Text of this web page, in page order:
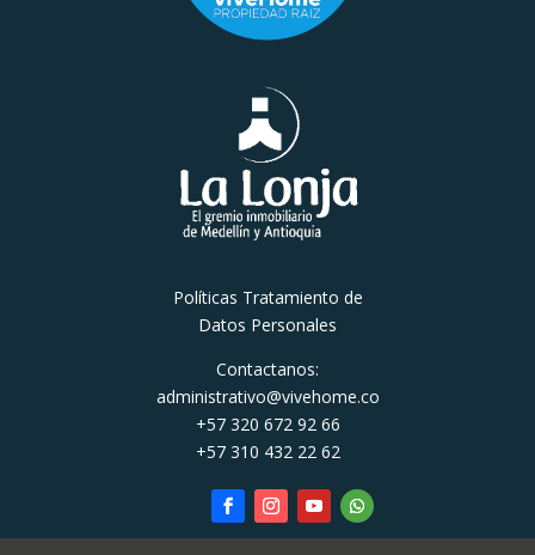
Políticas Tratamiento de
Datos Personales
Contactanos:
administrativo@vivehome.co
+57 320 672 92 66
+57 310 432 22 62